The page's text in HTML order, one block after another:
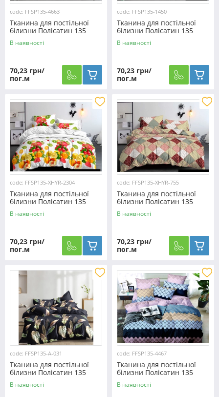
code: FFSP135-4663
Тканина для постільної
білизни Полісатин 135
SP135-4663 (60м)
В наявності
70,23 грн/
пог.м
code: FFSP135-1450
Тканина для постільної
білизни Полісатин 135
SP135-1450 (60м)
В наявності
70,23 грн/
пог.м
code: FFSP135-XHYR-2304
Тканина для постільної
білизни Полісатин 135
SP135-XHYR-2304 (60м)
В наявності
70,23 грн/
пог.м
code: FFSP135-XHYR-755
Тканина для постільної
білизни Полісатин 135
SP135-XHYR-755 (60м)
В наявності
70,23 грн/
пог.м
code: FFSP135-A-031
Тканина для постільної
білизни Полісатин 135
SP135-A-031 (60м)
В наявності
code: FFSP135-4467
Тканина для постільної
білизни Полісатин 135
SP135-4467 (60м)
В наявності